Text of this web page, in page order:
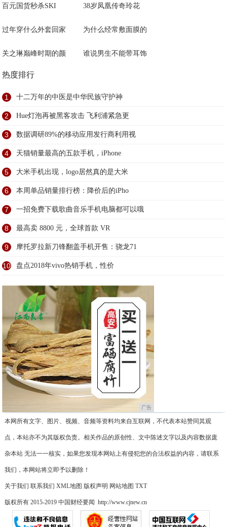
百元国货秒杀SKI 38岁凤凰传奇玲花
过年穿什么外套回家 为什么经常敷面膜的
关之琳巅峰时期的颜 谁说男生不能带耳饰
热度排行
1 十二万年的中医是中华民族守护神
2 Hue灯泡再被黑客攻击 飞利浦紧急更
3 数据调研89%的移动应用发行商利用视
4 天猫销量最高的五款手机，iPhone
5 大米手机出现，logo居然真的是大米
6 本周单品销量排行榜：降价后的iPho
7 一招免费下载歌曲音乐手机电脑都可以哦
8 最高卖 8800 元，全球首款 VR
9 摩托罗拉新刀锋翻盖手机开售：骁龙71
10 盘点2018年vivo热销手机，性价
广告
本网所有文字、图片、视频、音频等资料均来自互联网，不代表本站赞同其观
点，本站亦不为其版权负责。相关作品的原创性、文中陈述文字以及内容数据庞
杂本站 无法一一核实，如果您发现本网站上有侵犯您的合法权益的内容，请联系
我们，本网站将立即予以删除！
关于我们 联系我们 XML地图 版权声明 网站地图 TXT
版权所有 2015-2019 中国财经要闻 http://www.cjnew.cn